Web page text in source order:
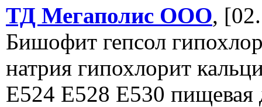
ТД Мегаполис ООО,
Бишофит гепсол
натрия гипохлорит
Е524 Е528 Е530 пищевая